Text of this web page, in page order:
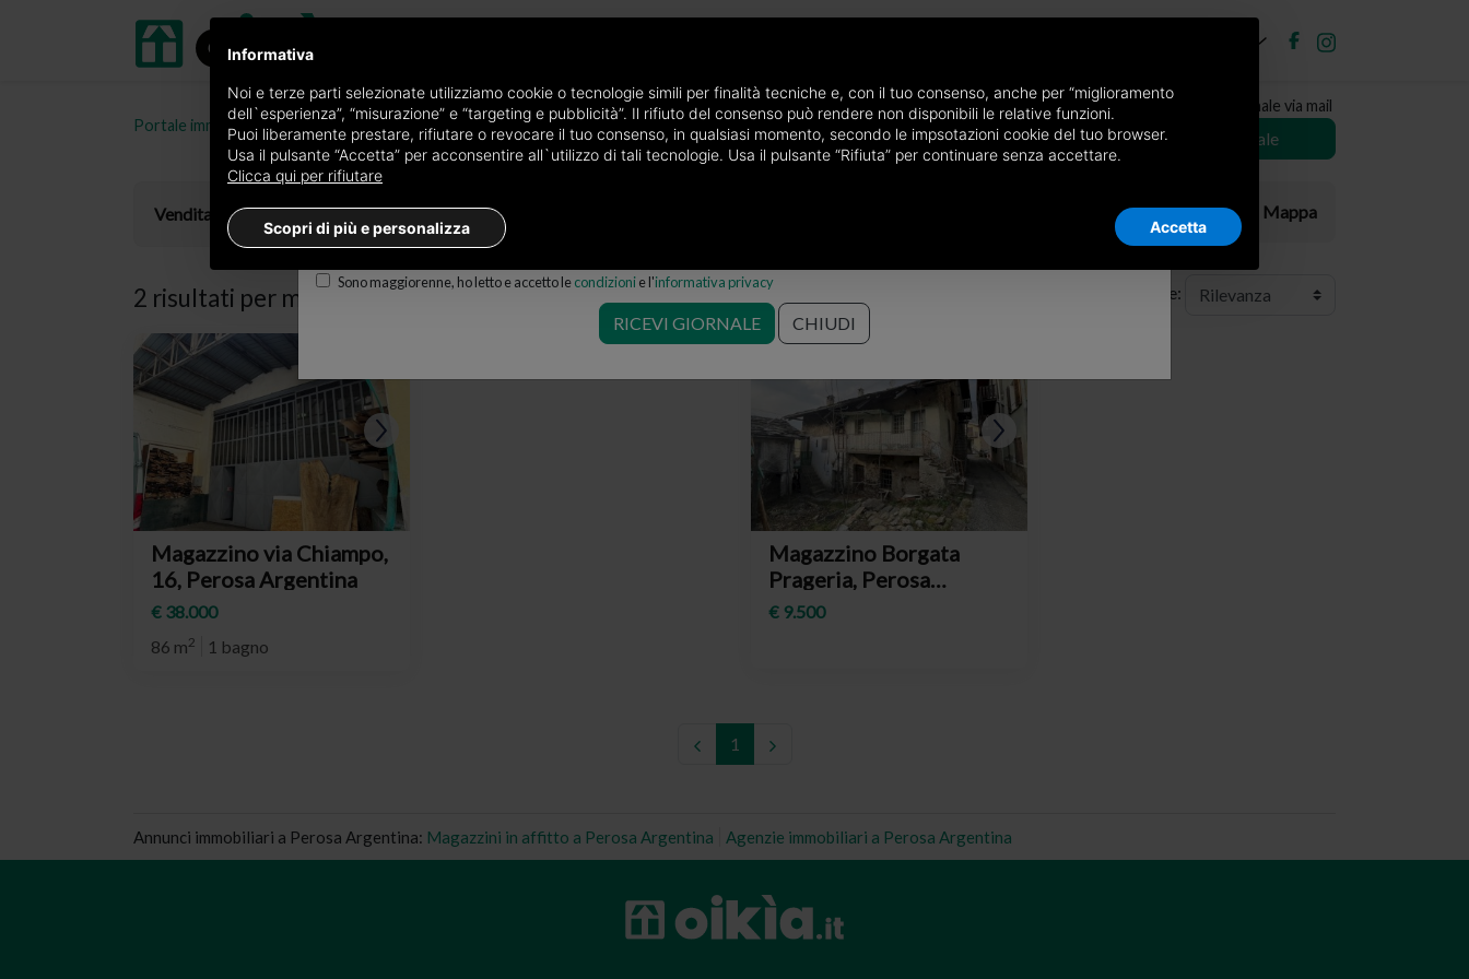
Portale immobiliare oikia.it Magazzini in vendita in provincia di Torino Magazzini in vendita a Perosa Argentina
Ricevi copia del giornale via mail
Scegli giornale
Vendita Elenco Mappa
2 risultati per magazzini in vendita a Perosa Argentina Salva ricerca Ordine:
Magazzino via Chiampo,
16, Perosa Argentina
€ 38.000
86 m2 1 bagno
Magazzino Borgata
Prageria, Perosa
Argentina
€ 9.500
1
Annunci immobiliari a Perosa Argentina: Magazzini in affitto a Perosa Argentina Agenzie immobiliari a Perosa Argentina
Edizione
×Torino Prestige
Sono maggiorenne, ho letto e accetto lecondizionie l'informativa privacy
RICEVI GIORNALE CHIUDI
Informativa
Noi e terze parti selezionate utilizziamo cookie o tecnologie simili per finalità tecniche e, con il tuo consenso, anche per “miglioramento
dell`esperienza”, “misurazione” e “targeting e pubblicità”. Il rifiuto del consenso può rendere non disponibili le relative funzioni.
Puoi liberamente prestare, rifiutare o revocare il tuo consenso, in qualsiasi momento, secondo le impsotazioni cookie del tuo browser.
Usa il pulsante “Accetta” per acconsentire all`utilizzo di tali tecnologie. Usa il pulsante “Rifiuta” per continuare senza accettare.
Clicca qui per rifiutare
Scopri di più e personalizza Accetta